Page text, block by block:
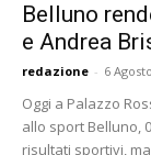
Belluno
e Andrea
redazione - 6
Oggi a Palazzo
allo sport Belluno,
risultati sportivi,